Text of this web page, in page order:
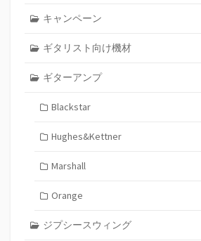
キャンペーン
ギタリスト向け機材
ギターアンプ
Blackstar
Hughes&Kettner
Marshall
Orange
ジプシースウィング